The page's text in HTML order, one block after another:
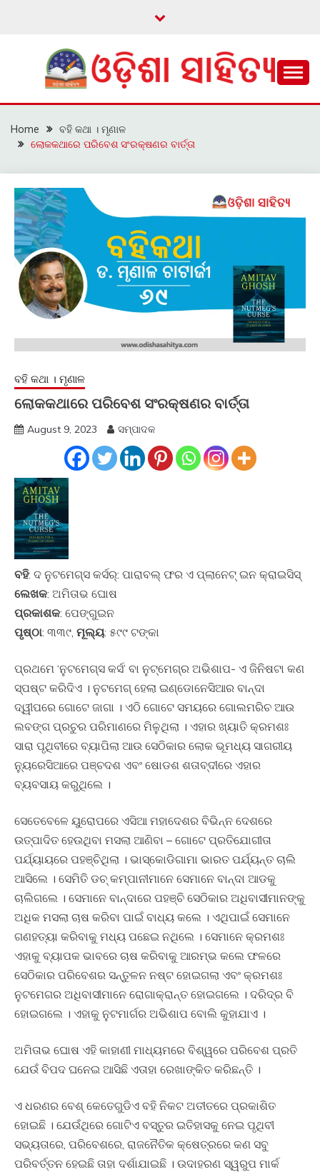
ଓଡ଼ିଶା ସାହିତ୍ୟ
Home
ବହି କଥା । ମୃଣାଳ
ଲୋକକଥାରେ ପରିବେଶ ସଂରକ୍ଷଣର ବାର୍ତ୍ତା
ବହି କଥା । ମୃଣାଳ
ଲୋକକଥାରେ ପରିବେଶ ସଂରକ୍ଷଣର ବାର୍ତ୍ତା
August 9, 2023 ସମ୍ପାଦକ
ବହି: ଦ ନୁଟମେଗ୍ସ କର୍ସର୍: ପାରାବଲ୍ ଫର ଏ ପ୍ଲାନେଟ୍ ଇନ କ୍ରାଇସିସ୍
ଲେଖକ: ଅମିତାଭ ଘୋଷ
ପ୍ରକାଶକ: ପେଙ୍ଗୁଇନ
ପୃଷ୍ଠା: ୩୩୯, ମୂଲ୍ୟ: ୫୯୯ ଟଙ୍କା
ପ୍ରଥମେ ‘ନୁଟମେଗ୍ସ କର୍ସ’ ବା ନୁଟ୍ମେଗ୍ର ଅଭିଶାପ- ଏ ଜିନିଷଟା କଣ
ସ୍ପଷ୍ଟ କରିଦିଏ । ନୁଟମେଗ୍ ହେଲା ଇଣ୍ଡୋନେସିଆର ବାନ୍ଦା
ଦ୍ୱୀପରେ ଗୋଟେ ଜାଗା । ଏଠି ଗୋଟେ ସମୟରେ ଗୋଲମରିଚ ଆଉ
ଲବଙ୍ଗ ପ୍ରଚୁର ପରିମାଣରେ ମିଳୁଥିଲା । ଏହାର ଖ୍ୟାତି କ୍ରମଶଃ
ସାରା ପୃଥିବୀରେ ବ୍ୟାପିଲା ଆଉ ସେଠିକାର ଲୋକ ଭୂମଧ୍ୟ ସାଗରୀୟ
ନ୍ୟୁରେସିଆରେ ପଞ୍ଚଦଶ ଏବଂ ଷୋଡଶ ଶତାବ୍ଦୀରେ ଏହାର
ବ୍ୟବସାୟ କରୁଥିଲେ ।
ସେତେବେଳେ ୟୁରୋପରେ ଏସିଆ ମହାଦେଶର ବିଭିନ୍ନ ଦେଶରେ
ଉତ୍ପାଦିତ ହେଉଥିବା ମସଲା ଆଣିବା – ଗୋଟେ ପ୍ରତିଯୋଗୀତା
ପର୍ଯ୍ୟାୟରେ ପହଞ୍ଚିଥିଲା । ଭାସ୍କୋଡିଗାମା ଭାରତ ପର୍ଯ୍ୟନ୍ତ ଚାଲି
ଆସିଲେ । ସେମିତି ଡଚ୍ କମ୍ପାନୀମାନେ ସେମାନେ ବାନ୍ଦା ଆଡକୁ
ଚାଲିଗଲେ । ସେମାନେ ବାନ୍ଦାରେ ପହଞ୍ଚି ସେଠିକାର ଅଧିବାସୀମାନଙ୍କୁ
ଅଧିକ ମସଲା ଚାଷ କରିବା ପାଇଁ ବାଧ୍ୟ କଲେ । ଏଥିପାଇଁ ସେମାନେ
ଗଣହତ୍ୟା କରିବାକୁ ମଧ୍ୟ ପଛେଇ ନଥିଲେ । ସେମାନେ କ୍ରମଶଃ
ଏହାକୁ ବ୍ୟାପକ ଭାବରେ ଚାଷ କରିବାକୁ ଆରମ୍ଭ କଲେ ଫଳରେ
ସେଠିକାର ପରିବେଶର ସନ୍ତୁଳନ ନଷ୍ଟ ହୋଇଗଲା ଏବଂ କ୍ରମଶଃ
ନୁଟମେଗର ଅଧିବାସୀମାନେ ରୋଗାକ୍ରାନ୍ତ ହୋଇଗଲେ । ଦରିଦ୍ର ବି
ହୋଇଗଲେ । ଏହାକୁ ନୁଟମାର୍ଗର ଅଭିଶାପ ବୋଲି କୁହାଯାଏ ।
ଅମିତାଭ ଘୋଷ ଏହି କାହାଣୀ ମାଧ୍ୟମରେ ବିଶ୍ୱରେ ପରିବେଶ ପ୍ରତି
ଯେଉଁ ବିପଦ ଘନେଇ ଆସିଛି ଏତାହା ରେଖାଙ୍କିତ କରିଛନ୍ତି ।
ଏ ଧରଣର ବେଶ୍ କେତେଗୁଡିଏ ବହି ନିକଟ ଅତୀତରେ ପ୍ରକାଶିତ
ହୋଇଛି । ଯେଉଁଥିରେ ଗୋଟିଏ ବସ୍ତୁର ଇତିହାସକୁ ନେଇ ପୃଥିବୀ
ସଭ୍ୟତାରେ, ପରିବେଶରେ, ରାଜନୈତିକ କ୍ଷେତ୍ରରେ କଣ ସବୁ
ପରିବର୍ତ୍ତନ ହେଇଛି ତାହା ଦର୍ଶାଯାଇଛି । ଉଦାହରଣ ସ୍ୱରୁପ ମାର୍କ